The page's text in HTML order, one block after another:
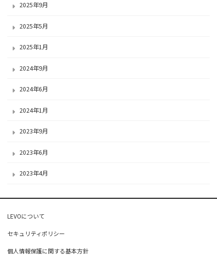
2025年9月
2025年5月
2025年1月
2024年9月
2024年6月
2024年1月
2023年9月
2023年6月
2023年4月
LEVOについて
セキュリティポリシー
個人情報保護に関する基本方針